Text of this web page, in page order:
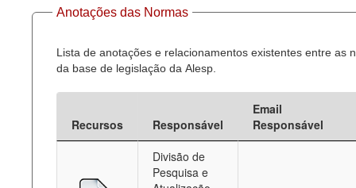
Dados Governamentais Abertos
Planejamento
Deputados Estaduais
Anotações das Normas
Lista de anotações e relacionamentos existentes entre as
da base de legislação da Alesp.
Recursos Responsável
Email
Responsável
Divisão de
Pesquisa e